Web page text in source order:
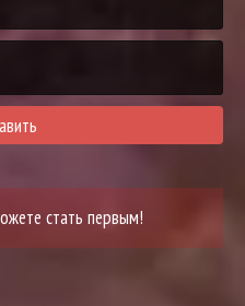
стать первым!